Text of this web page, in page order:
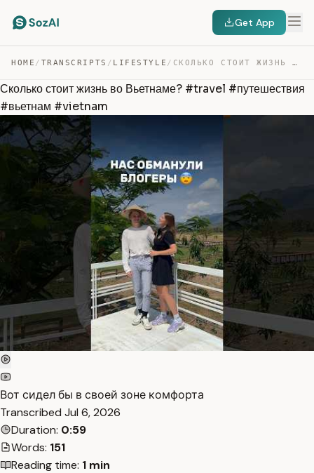
Get App
HOME / TRANSCRIPTS / LIFESTYLE / СКОЛЬКО СТОИТ ЖИЗНЬ ВО ВЬЕТНАМЕ? #TRAVEL #ПУТЕШЕСТВИЯ #… — TRANSCRIPT
Сколько стоит жизнь во Вьетнаме? #travel #путешествия
#вьетнам #vietnam
Вот сидел бы в своей зоне комфорта
Transcribed Jul 6, 2026
Duration: 0:59
Words: 151
Reading time: 1 min